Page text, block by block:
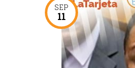
SEP
11